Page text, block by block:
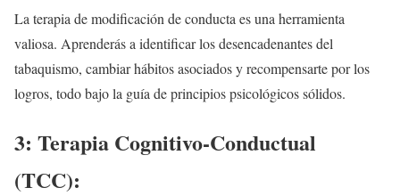
La terapia de modificación de conducta es una herramienta
valiosa. Aprenderás a identificar los desencadenantes del
tabaquismo, cambiar hábitos asociados y recompensarte por los
logros, todo bajo la guía de principios psicológicos sólidos.
3: Terapia Cognitivo-Conductual
(TCC):